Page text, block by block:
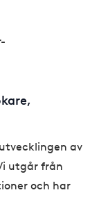
av
utgår från
och har